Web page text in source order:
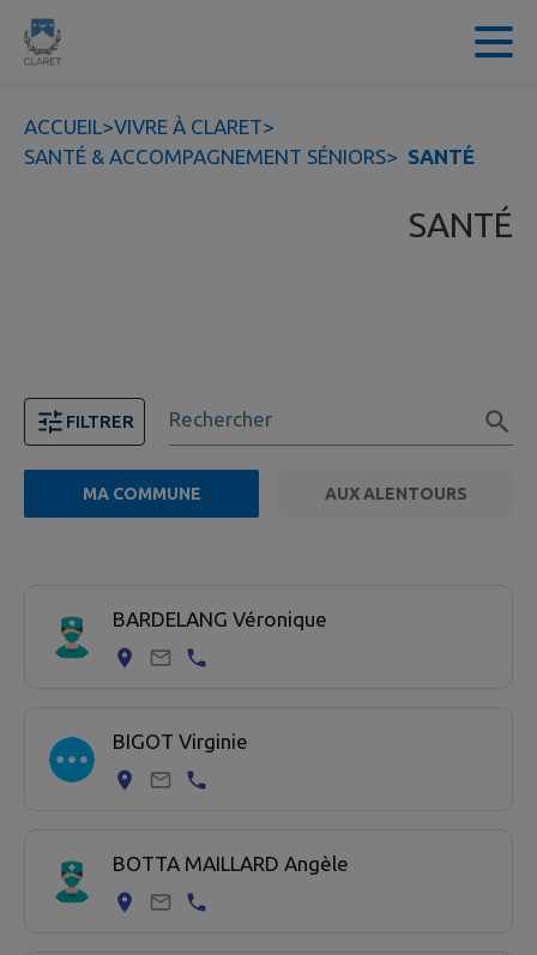
Contenu
ACCUEIL>VIVRE À CLARET>
SANTÉ & ACCOMPAGNEMENT SÉNIORS> SANTÉ
SANTÉ
FILTRER Rechercher
MA COMMUNE AUX ALENTOURS
BARDELANG Véronique
BIGOT Virginie
BOTTA MAILLARD Angèle